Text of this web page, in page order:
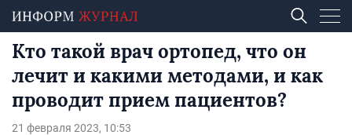
Кто такой врач ортопед, что он
лечит и какими методами, и как
проводит прием пациентов?
21 февраля 2023, 10:53